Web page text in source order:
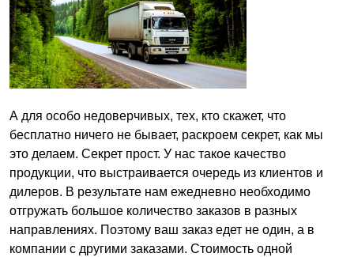
А для особо недоверчивых, тех, кто скажет, что
бесплатно ничего не бывает, раскроем секрет, как мы
это делаем. Секрет прост. У нас такое качество
продукции, что выстраивается очередь из клиентов и
дилеров. В результате нам ежедневно необходимо
отгружать большое количество заказов в разных
направлениях. Поэтому ваш заказ едет не один, а в
компании с другими заказами. Стоимость одной